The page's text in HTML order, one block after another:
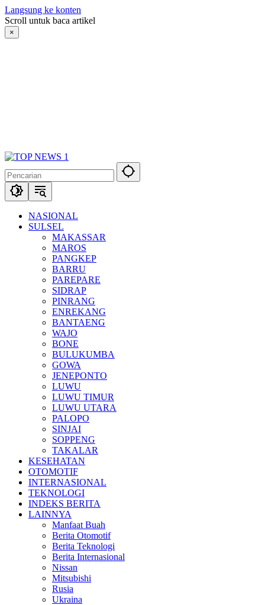
Langsung ke konten
Scroll untuk baca artikel
×
NASIONAL
SULSEL
MAKASSAR
MAROS
PANGKEP
BARRU
PAREPARE
SIDRAP
PINRANG
ENREKANG
BANTAENG
WAJO
BONE
BULUKUMBA
GOWA
JENEPONTO
LUWU
LUWU TIMUR
LUWU UTARA
PALOPO
SINJAI
SOPPENG
TAKALAR
KESEHATAN
OTOMOTIF
INTERNASIONAL
TEKNOLOGI
INDEKS BERITA
LAINNYA
Manfaat Buah
Berita Otomotif
Berita Teknologi
Berita Internasional
Nissan
Mitsubishi
Rusia
Ukraina